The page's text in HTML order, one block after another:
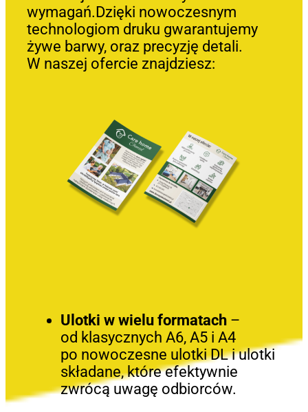
wymagań.Dzięki nowoczesnym
technologiom druku gwarantujemy
żywe barwy, oraz precyzję detali.
W naszej ofercie znajdziesz:
Ulotki w wielu formatach–
od klasycznych A6, A5 i A4
po nowoczesne ulotki DL i ulotki
składane, które efektywnie
zwrócą uwagę odbiorców.